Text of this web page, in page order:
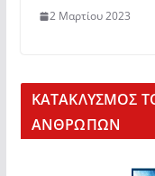
2 Μαρτίου 2023
KΑΤΑΚΛΥΣΜΟΣ
ΑΝΘΡΩΠΩΝ